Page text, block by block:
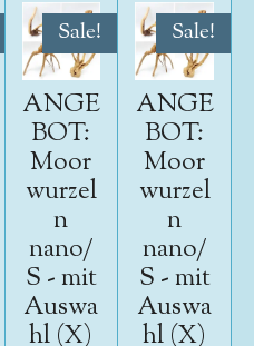
Sale!
ANGE
BOT:
Moor
wurzel
n
nano/
S - mit
Auswa
hl (X)
Sale!
ANGE
BOT:
Moor
wurzel
n
nano/
S - mit
Auswa
hl (X)